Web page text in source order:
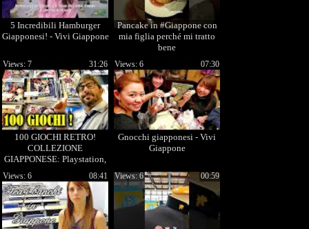
5 Incredibili Hamburger
Giapponesi! - Vivi Giappone
Pancake in #Giappone con
mia figlia perché mi tratto
bene
100 GIOCHI RETRO!
COLLEZIONE
GIAPPONESE: Playstation,
Sega, Nintendo e molto
altro! - Vivi Giappone!
31:26
Views: 7
Gnocchi giapponesi - Vivi
Giappone
07:30
Views: 6
08:41
Views: 6 00:59
Views: 6